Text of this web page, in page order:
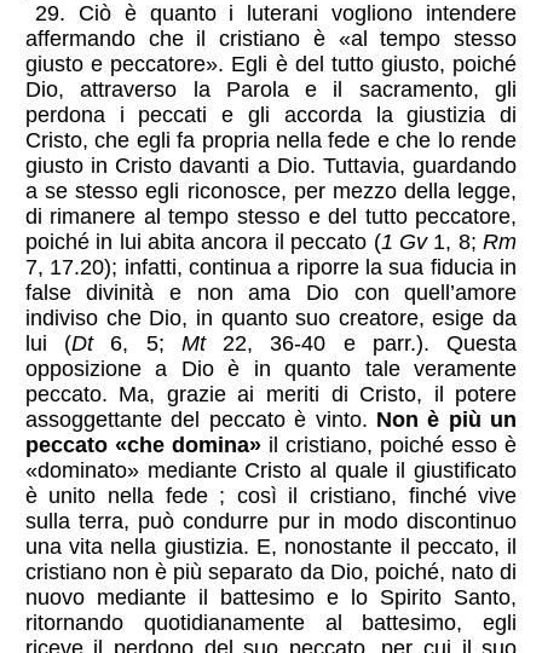
29. Ciò è quanto i luterani vogliono intendere
affermando che il cristiano è «al tempo stesso
giusto e peccatore». Egli è del tutto giusto, poiché
Dio, attraverso la Parola e il sacramento, gli
perdona i peccati e gli accorda la giustizia di
Cristo, che egli fa propria nella fede e che lo rende
giusto in Cristo davanti a Dio. Tuttavia, guardando
a se stesso egli riconosce, per mezzo della legge,
di rimanere al tempo stesso e del tutto peccatore,
poiché in lui abita ancora il peccato (1 Gv1, 8;Rm
7, 17.20); infatti, continua a riporre la sua fiducia in
false divinità e non ama Dio con quell’amore
indiviso che Dio, in quanto suo creatore, esige da
lui (Dt6, 5; Mt22, 36-40 e parr.). Questa
opposizione a Dio è in quanto tale veramente
peccato. Ma, grazie ai meriti di Cristo, il potere
assoggettante del peccato è vinto. Non è più un
peccato «che domina»il cristiano, poiché esso è
«dominato» mediante Cristo al quale il giustificato
è unito nella fede ; così il cristiano, finché vive
sulla terra, può condurre pur in modo discontinuo
una vita nella giustizia. E, nonostante il peccato, il
cristiano non è più separato da Dio, poiché, nato di
nuovo mediante il battesimo e lo Spirito Santo,
ritornando quotidianamente al battesimo, egli